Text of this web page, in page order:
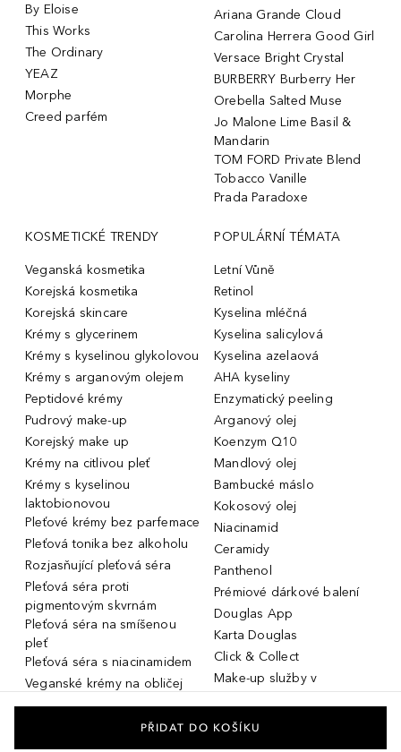
By Eloise
This Works
The Ordinary
YEAZ
Morphe
Creed parfém
Ariana Grande Cloud
Carolina Herrera Good Girl
Versace Bright Crystal
BURBERRY Burberry Her
Orebella Salted Muse
Jo Malone Lime Basil &
Mandarin
TOM FORD Private Blend
Tobacco Vanille
Prada Paradoxe
KOSMETICKÉ TRENDY
Veganská kosmetika
Korejská kosmetika
Korejská skincare
Krémy s glycerinem
Krémy s kyselinou glykolovou
Krémy s arganovým olejem
Peptidové krémy
Pudrový make-up
Korejský make up
Krémy na citlivou pleť
Krémy s kyselinou
laktobionovou
Pleťové krémy bez parfemace
Pleťová tonika bez alkoholu
Rozjasňující pleťová séra
Pleťová séra proti
pigmentovým skvrnám
Pleťová séra na smíšenou
pleť
Pleťová séra s niacinamidem
Veganské krémy na obličej
Miniatury parfémů, cestovní
POPULÁRNÍ TÉMATA
Letní Vůně
Retinol
Kyselina mléčná
Kyselina salicylová
Kyselina azelaová
AHA kyseliny
Enzymatický peeling
Arganový olej
Koenzym Q10
Mandlový olej
Bambucké máslo
Kokosový olej
Niacinamid
Ceramidy
Panthenol
Prémiové dárkové balení
Douglas App
Karta Douglas
Click & Collect
Make-up služby v
parfumeriích Douglas
PŘIDAT DO KOŠÍKU